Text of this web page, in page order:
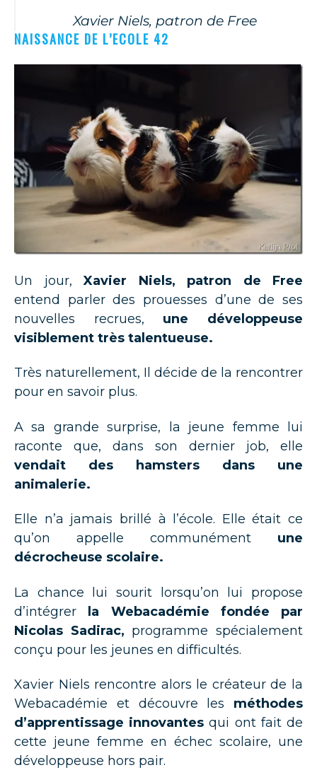
Xavier Niels, patron de Free
NAISSANCE DE L’ECOLE 42
Un jour,Xavier Niels, patron de Free
entend parler des prouesses d’une de ses
nouvelles recrues, une développeuse
visiblement très talentueuse.
Très naturellement, Il décide de la rencontrer
pour en savoir plus.
A sa grande surprise, la jeune femme lui
raconte que, dans son dernier job, elle
vendait des hamsters dans une
animalerie.
Elle n’a jamais brillé à l’école. Elle était ce
qu’on appelle communément une
décrocheuse scolaire.
La chance lui sourit lorsqu’on lui propose
d’intégrer
la Webacadémie fondée par
Nicolas Sadirac, programme spécialement
conçu pour les jeunes en difficultés.
Xavier Niels rencontre alors le créateur de la
Webacadémie et découvre les méthodes
d’apprentissage innovantes qui ont fait de
cette jeune femme en échec scolaire, une
développeuse hors pair.